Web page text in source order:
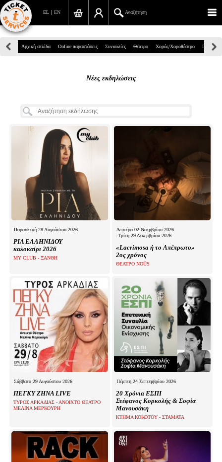
EN
EL Αναζήτηση
Πανεπιστημίου 39, Αθήνα
info@ticketservices.gr
Παραγγελία
Προσωπικά Δεδομένα
Πληροφορίες
Αρχική σελίδα Online παραστάσεις Συναυλίες Θέατρο Χορός/Χοροθέατρο Παιδικά
Νέες εκδηλώσεις
Παρασκευή 28 Αυγούστου 2026
ΡΙΑ ΕΛΛΗΝΙΔΟΥ
καλοκαίρι 2026
MY CLUB - ΞΑΝΘΗ
Δευτέρα 02 Νοεμβρίου 2026
-Τρίτη 29 Δεκεμβρίου 2026
«Lacrimosa ή το Απέπρωτο»
2ος χρόνος
ΘΕΑΤΡΟ NOŪS
Σάββατο 29 Αυγούστου 2026
ΠΕΓΚΥ ΖΗΝΑ LIVE
ΤΥΡΟΣ ΑΡΚΑΔΙΑΣ - ΑΝΟΙΧΤΟ ΘΕΑΤΡΟ
ΜΕΛΙΝΑ ΜΕΡΚΟΥΡΗ
Πέμπτη 24 Σεπτεμβρίου 2026
20 Χρόνια ΕΣΠΙ
Στέφανος Κορκολής & Σοφία
Μανουσάκη
ΚΤΗΜΑ ΚΟΚΟΤΟΥ - ΣΤΑΜΑΤΑ